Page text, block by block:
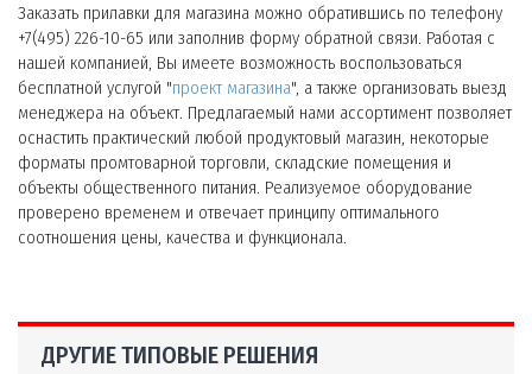
Заказать прилавки для магазина можно обратившись по телефону
+7(495) 226-10-65 или заполнив форму обратной связи. Работая с
нашей компанией, Вы имеете возможность воспользоваться
бесплатной услугой "проект магазина", а также организовать выезд
менеджера на объект. Предлагаемый нами ассортимент позволяет
оснастить практический любой продуктовый магазин, некоторые
форматы промтоварной торговли, складские помещения и
объекты общественного питания. Реализуемое оборудование
проверено временем и отвечает принципу оптимального
соотношения цены, качества и функционала.
ДРУГИЕ ТИПОВЫЕ РЕШЕНИЯ